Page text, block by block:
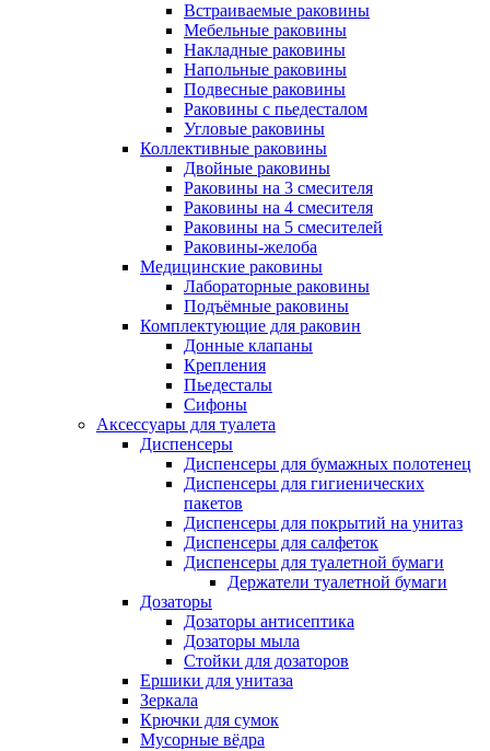
Встраиваемые раковины
Мебельные раковины
Накладные раковины
Напольные раковины
Подвесные раковины
Раковины с пьедесталом
Угловые раковины
Коллективные раковины
Двойные раковины
Раковины на 3 смесителя
Раковины на 4 смесителя
Раковины на 5 смесителей
Раковины-желоба
Медицинские раковины
Лабораторные раковины
Подъёмные раковины
Комплектующие для раковин
Донные клапаны
Крепления
Пьедесталы
Сифоны
Аксессуары для туалета
Диспенсеры
Диспенсеры для бумажных полотенец
Диспенсеры для гигиенических
пакетов
Диспенсеры для покрытий на унитаз
Диспенсеры для салфеток
Диспенсеры для туалетной бумаги
Держатели туалетной бумаги
Дозаторы
Дозаторы антисептика
Дозаторы мыла
Стойки для дозаторов
Ершики для унитаза
Зеркала
Крючки для сумок
Мусорные вёдра